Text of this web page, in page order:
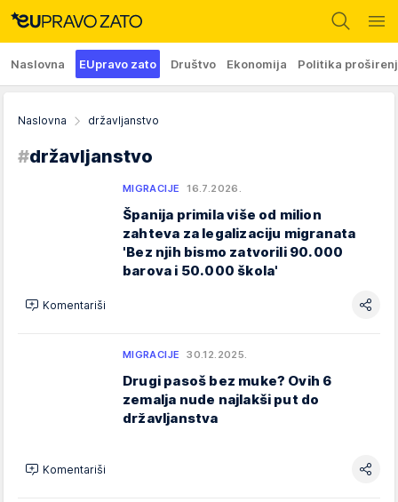
Naslovna EUpravo zato Društvo Ekonomija Politika
Naslovna državljanstvo
#državljanstvo
MIGRACIJE 16.7.2026.
Španija primila više od milion
zahteva za legalizaciju migranata
'Bez njih bismo zatvorili 90.000
barova i 50.000 škola'
Komentariši
MIGRACIJE 30.12.2025.
Drugi pasoš bez muke? Ovih 6
zemalja nude najlakši put do
državljanstva
Komentariši